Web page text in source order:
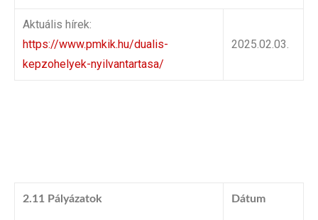
Aktuális hírek:
https://www.pmkik.hu/dualis-
kepzohelyek-nyilvantartasa/
2025.02.03.
2.11 Pályázatok Dátum